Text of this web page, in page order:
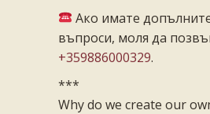
Ако имате
въпроси, моля да
+359886000329.
***
Why do we create our